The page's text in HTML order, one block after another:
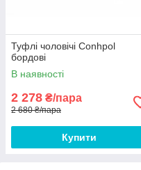
Туфлі чоловічі Conhpol
бордові
В наявності
2 278 ₴/пара
2 680 ₴/пара
Купити